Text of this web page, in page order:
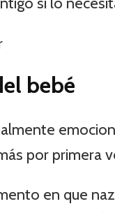
bebé
por primera
en que